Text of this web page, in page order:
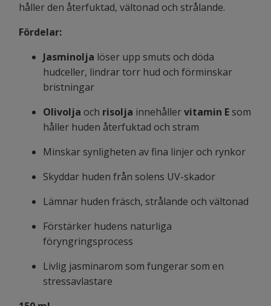
håller den återfuktad, vältonad och strålande.
Fördelar:
Jasminolja löser upp smuts och döda
hudceller, lindrar torr hud och förminskar
bristningar
Olivolja och risolja innehållervitamin E som
håller huden återfuktad och stram
Minskar synligheten av fina linjer och rynkor
Skyddar huden från solens UV-skador
Lämnar huden fräsch, strålande och vältonad
Förstärker hudens naturliga
föryngringsprocess
Livlig jasminarom som fungerar som en
stressavlastare